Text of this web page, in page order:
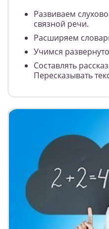
Развиваем
связной речи.
Расширяем
Учимся
Составлять
Пересказывать